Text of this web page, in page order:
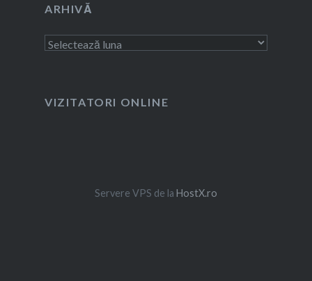
ARHIVĂ
Arhivă
VIZITATORI ONLINE
Servere VPS de la HostX.ro